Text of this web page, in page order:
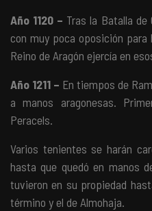
Año 1120 – Tras la Batalla
con muy poca oposición
Reino de Aragón ejercía en
Año 1211 – En tiempos de
a manos aragonesas.
Peracels.
Varios tenientes se harán
hasta que quedó en manos
tuvieron en su propiedad
término y el de Almohaja.